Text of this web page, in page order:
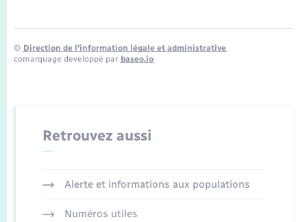
© Direction de l’information légale et administrative
comarquage developpé par baseo.io
Retrouvez aussi
Alerte et informations aux populations
Numéros utiles